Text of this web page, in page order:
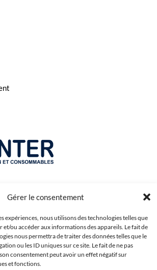
Gérer le consentement
expériences, nous utilisons des technologies telles que
et/ou accéder aux informations des appareils. Le fait de
nous permettra de traiter des données telles que le
ou les ID uniques sur ce site. Le fait de ne pas
consentement peut avoir un effet négatif sur
et fonctions.
© Inkcenter - Webdesign byMedia84